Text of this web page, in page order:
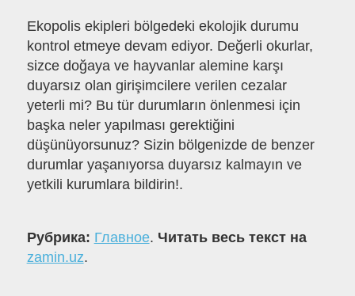
Ekopolis ekipleri bölgedeki ekolojik durumu
kontrol etmeye devam ediyor. Değerli okurlar,
sizce doğaya ve hayvanlar alemine karşı
duyarsız olan girişimcilere verilen cezalar
yeterli mi? Bu tür durumların önlenmesi için
başka neler yapılması gerektiğini
düşünüyorsunuz? Sizin bölgenizde de benzer
durumlar yaşanıyorsa duyarsız kalmayın ve
yetkili kurumlara bildirin!.
Рубрика: Главное. Читать весь текст на
zamin.uz.